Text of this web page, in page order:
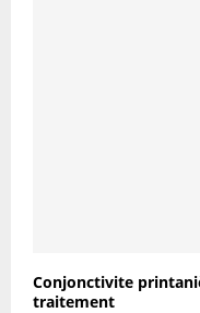
Conjonctivite
traitement